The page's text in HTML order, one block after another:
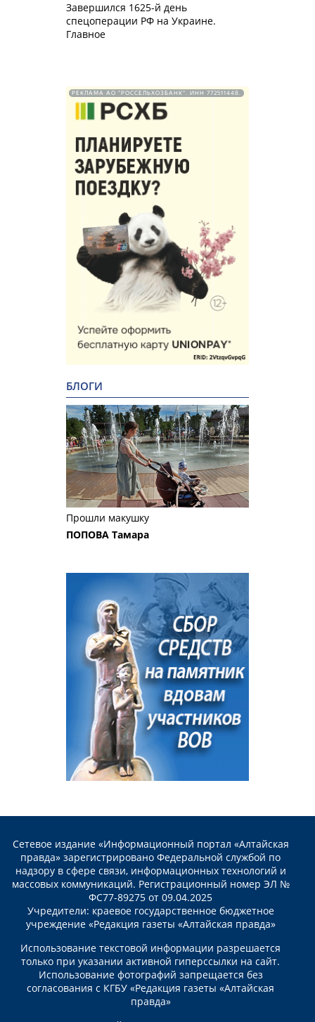
Завершился 1625-й день
спецоперации РФ на Украине.
Главное
РЕКЛАМА АО "РОССЕЛЬХОЗБАНК". ИНН 772511448.
БЛОГИ
Прошли макушку
ПОПОВА Тамара
Сетевое издание «Информационный портал «Алтайская
правда» зарегистрировано Федеральной службой по
надзору в сфере связи, информационных технологий и
массовых коммуникаций. Регистрационный номер ЭЛ №
ФС77-89275 от 09.04.2025
Учредители: краевое государственное бюджетное
учреждение «Редакция газеты «Алтайская правда»
Использование текстовой информации разрешается
только при указании активной гиперссылки на сайт.
Использование фотографий запрещается без
согласования с КГБУ «Редакция газеты «Алтайская
правда»